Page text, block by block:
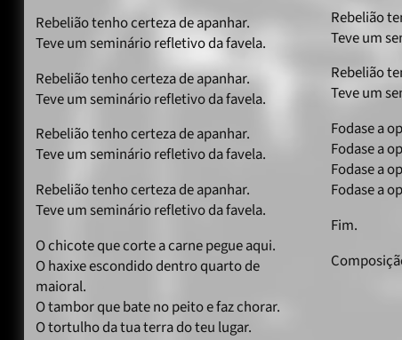
Rebelião tenho certeza de apanhar.
Teve um seminário refletivo da favela.
Rebelião tenho certeza de apanhar.
Teve um seminário refletivo da favela.
Rebelião tenho certeza de apanhar.
Teve um seminário refletivo da favela.
Rebelião tenho certeza de apanhar.
Teve um seminário refletivo da favela.
O chicote que corte a carne pegue aqui.
O haxixe escondido dentro quarto de
maioral.
O tambor que bate no peito e faz chorar.
O tortulho da tua terra do teu lugar.
Rebelião
Teve um
Rebelião
Teve um
Fodase a
Fodase a
Fodase a
Fodase a
Fim.